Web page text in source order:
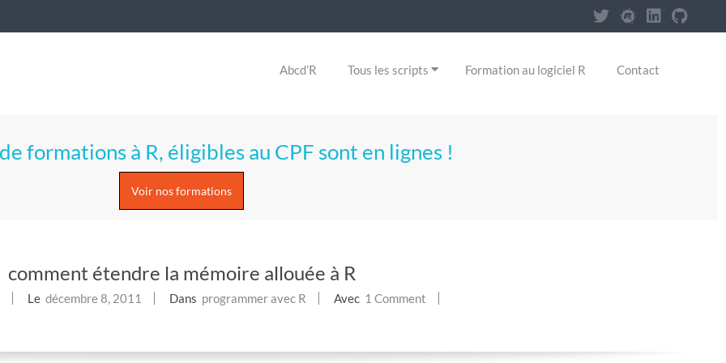
Abcd’R Tous les scripts Formation au logiciel R Contact
formations à R, éligibles au CPF sont en lignes !
Voir nos formations
comment étendre la mémoire allouée à R
Le décembre 8, 2011 Dans programmer avec R Avec 1 Comment